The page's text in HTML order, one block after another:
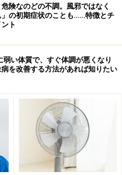
在保険に加入していない人が
日本のような国民全部をカバ
せん。
険なのどの不調。風邪ではなく
」の初期症状のことも……特徴とチ
ト
弱い体質で、すぐ体調が悪くなり
病を改善する方法があれば知りたい